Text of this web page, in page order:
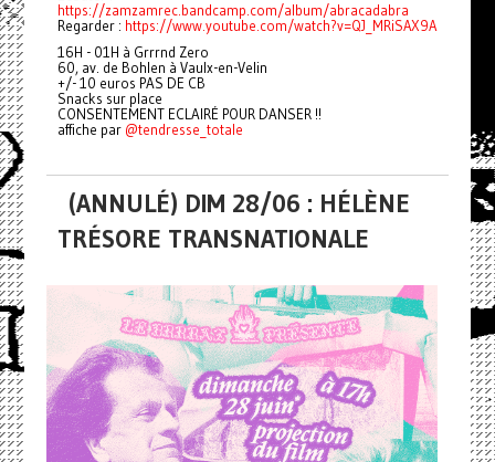
https://zamzamrec.bandcamp.com/album/abracadabra
Regarder : https://www.youtube.com/watch?v=QJ_MRiSAX9A
16H - 01H à Grrrnd Zero
60, av. de Bohlen à Vaulx-en-Velin
+/- 10 euros PAS DE CB
Snacks sur place
CONSENTEMENT ECLAIRÉ POUR DANSER !!
affiche par @tendresse_totale
(ANNULÉ) DIM 28/06 : HÉLÈNE
TRÉSORE TRANSNATIONALE